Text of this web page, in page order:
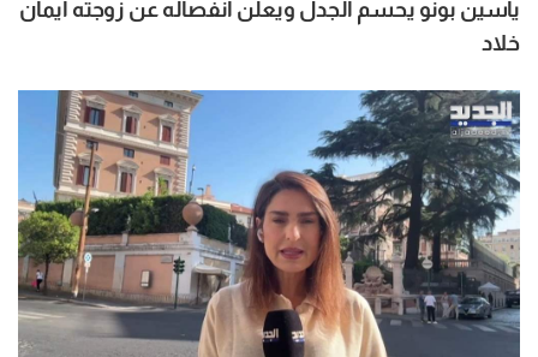
ياسين بونو يحسم الجدل ويعلن انفصاله عن زوجته ايمان
خلاد